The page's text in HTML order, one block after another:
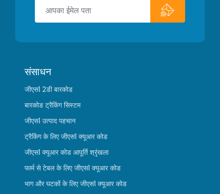
संसाधन
जीएस1 2डी बारकोड
बारकोड ट्रैकिंग सिस्टम
जीएस1 उत्पाद पहचान
ट्रैकिंग के लिए जीएस1 क्यूआर कोड
जीएस1 क्यूआर कोड आपूर्ति श्रृंखला
फार्म से टेबल के लिए जीएस1 क्यूआर कोड
भाग और घटकों के लिए जीएस1 क्यूआर कोड